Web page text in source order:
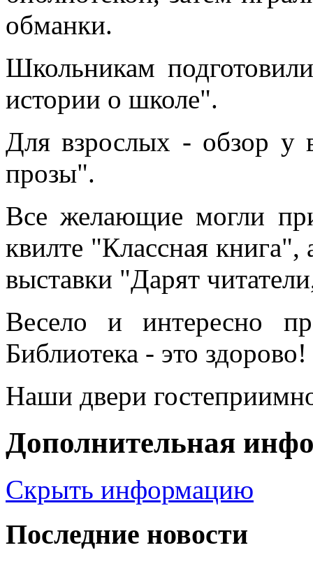
обманки.
Школьникам
истории о школе".
Для взрослых - обзор у
прозы".
Все желающие могли
квилте "Классная книга",
выставки "Дарят
Весело и интересно
Библиотека - это здорово!
Наши двери
Дополнительная
Скрыть информацию
Последние новости